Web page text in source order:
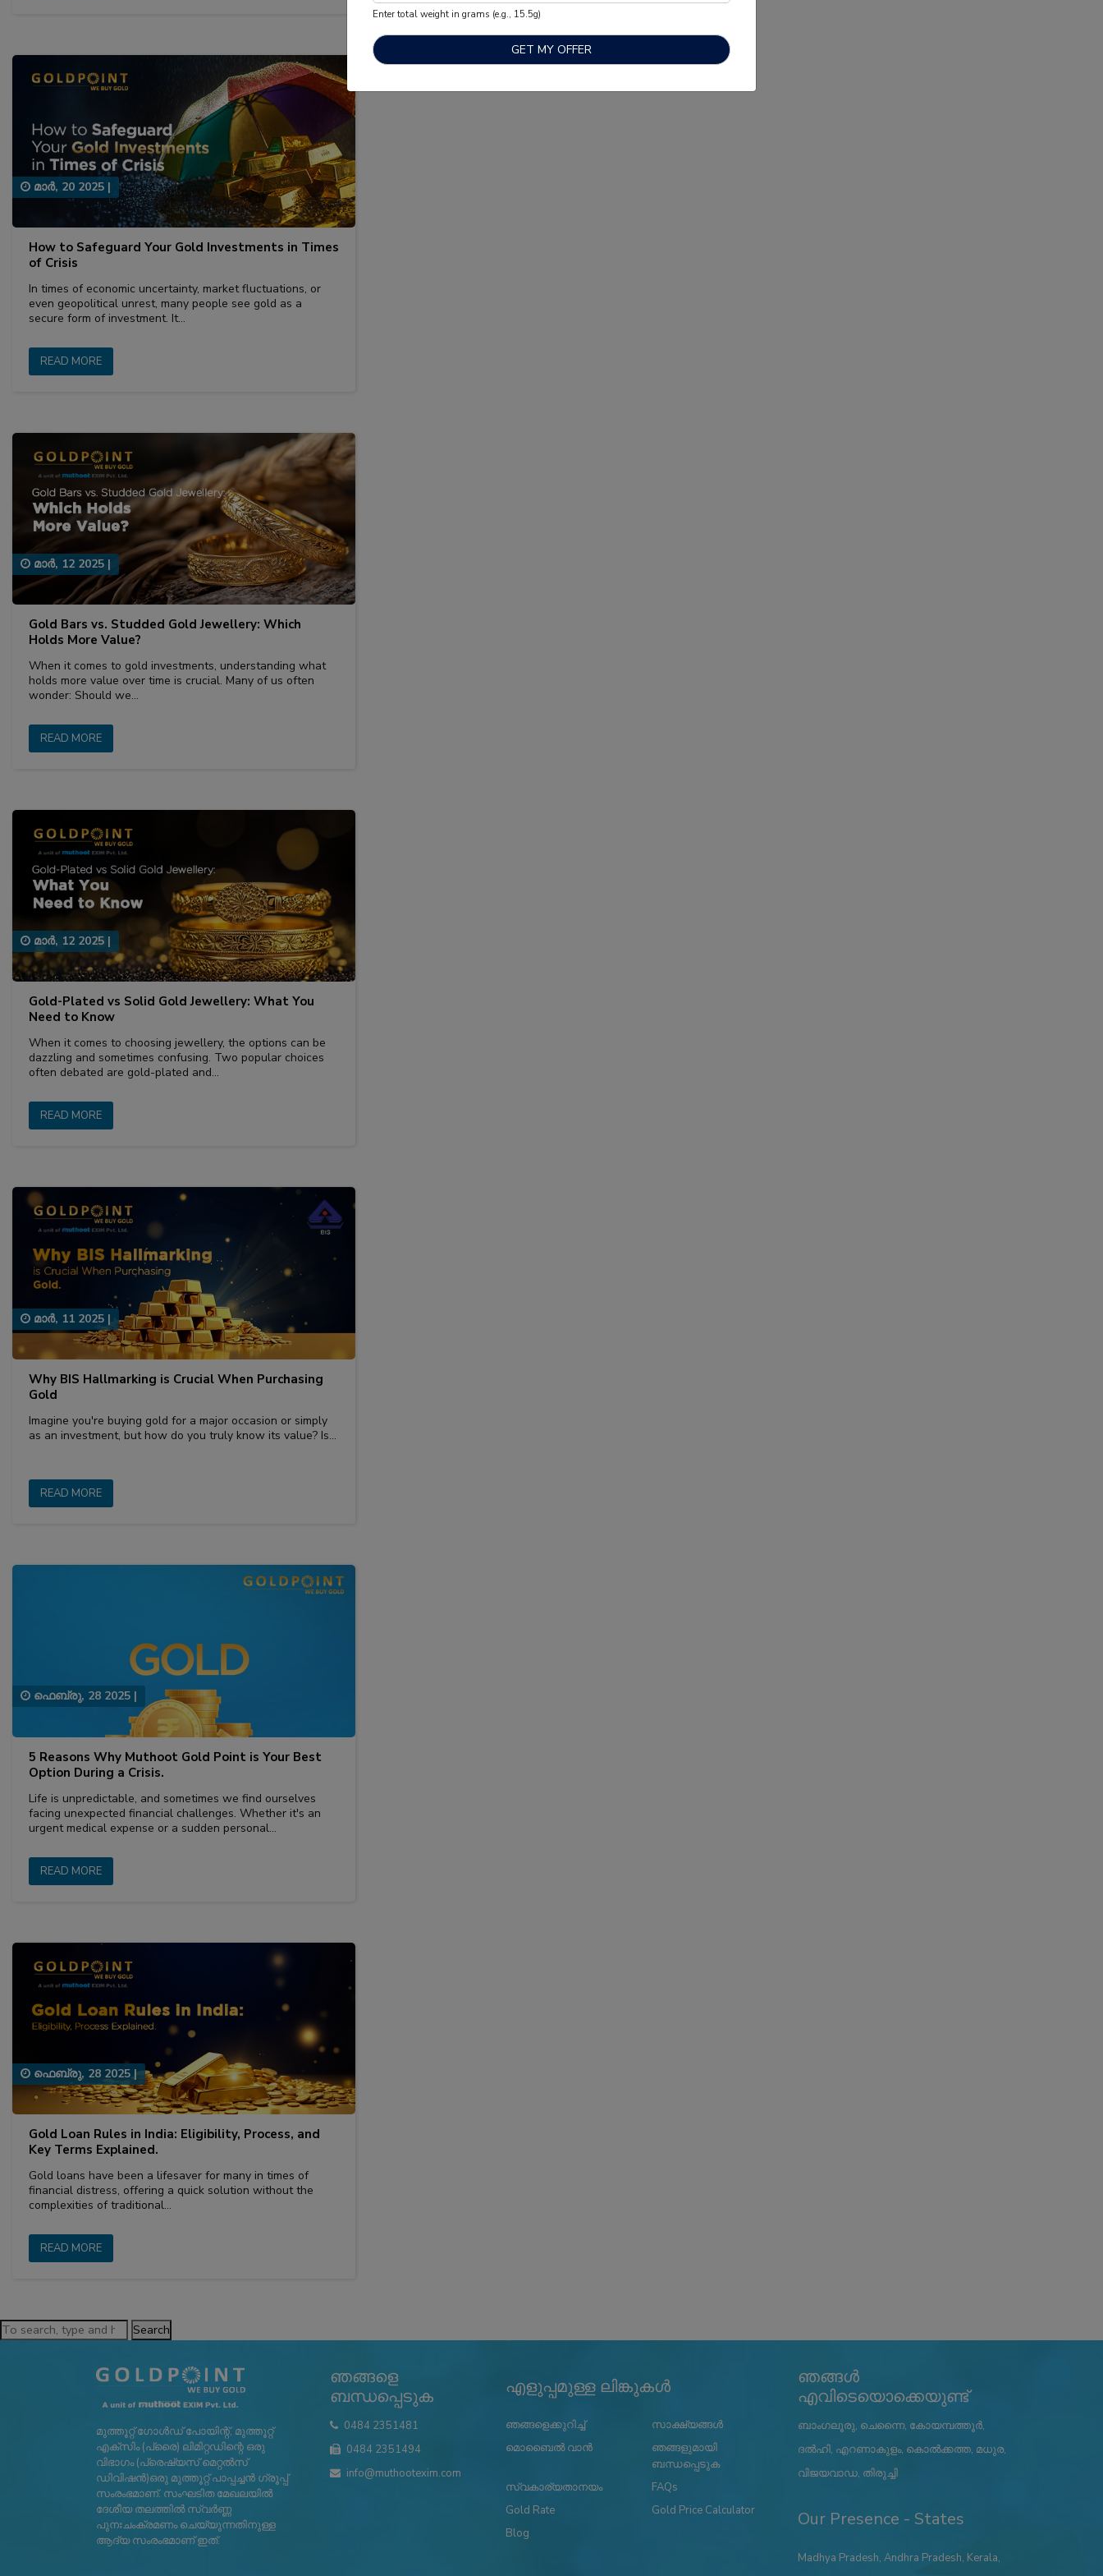
How to Safeguard Your Gold Investments in Times
of Crisis
മാര്‍, 20 2025 |
In times of economic uncertainty, market fluctuations, or
even geopolitical unrest, many people see gold as a
secure form of investment. It…
READ MORE
Gold Bars vs. Studded Gold Jewellery: Which
Holds More Value?
മാര്‍, 12 2025 |
When it comes to gold investments, understanding what
holds more value over time is crucial. Many of us often
wonder: Should we…
READ MORE
Gold-Plated vs Solid Gold Jewellery: What You
Need to Know
മാര്‍, 12 2025 |
When it comes to choosing jewellery, the options can be
dazzling and sometimes confusing. Two popular choices
often debated are gold-plated and…
READ MORE
Why BIS Hallmarking is Crucial When Purchasing
Gold
മാര്‍, 11 2025 |
Imagine you're buying gold for a major occasion or simply
as an investment, but how do you truly know its value? Is…
READ MORE
5 Reasons Why Muthoot Gold Point is Your Best
Option During a Crisis.
ഫെബ്രു, 28 2025 |
Life is unpredictable, and sometimes we find ourselves
facing unexpected financial challenges. Whether it's an
urgent medical expense or a sudden personal…
READ MORE
Gold Loan Rules in India: Eligibility, Process, and
Key Terms Explained.
ഫെബ്രു, 28 2025 |
Gold loans have been a lifesaver for many in times of
financial distress, offering a quick solution without the
complexities of traditional…
READ MORE
Search
മുത്തൂറ്റ് ഗോൾഡ് പോയിന്റ്, മുത്തൂറ്റ്
എക്സിം (പ്രൈ) ലിമിറ്റഡിന്റെ ഒരു
വിഭാഗം (പ്രെഷ്യസ് മെറ്റൽസ്
ഡിവിഷൻ)ഒരു മുത്തൂറ്റ് പാപ്പച്ചൻ ഗ്രൂപ്പ്
സംരംഭമാണ്. സംഘടിത മേഖലയിൽ
ദേശീയ തലത്തിൽ സ്വർണ്ണ
പുനഃചംക്രമണം ചെയ്യുന്നതിനുള്ള
ആദ്യ സംരംഭമാണ് ഇത്.
ഞങ്ങളെ
ബന്ധപ്പെടുക
0484 2351481
0484 2351494
info@muthootexim.com
എളുപ്പമുള്ള ലിങ്കുകൾ
ഞങ്ങളെക്കുറിച്ച്
സാക്ഷ്യങ്ങൾ
മൊബൈൽ വാൻ
ഞങ്ങളുമായി
ബന്ധപ്പെടുക
സ്വകാര്യതാനയം
FAQs
Gold Rate
Gold Price Calculator
Blog
ഞങ്ങൾ
എവിടെയൊക്കെയുണ്ട്
ബാംഗലൂരു, ചെന്നൈ, കോയമ്പത്തൂർ,
ദൽഹി, എറണാകുളം, കൊൽക്കത്ത, മധുര,
വിജയവാഡ, തിരുച്ചി
Our Presence - States
Madhya Pradesh, Andhra Pradesh, Kerala,
Enter total weight in grams (e.g., 15.5g)